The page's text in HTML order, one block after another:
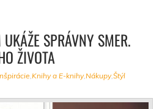
SPRÁVNY SMER.
ŽIVOTA
,Knihy a E-knihy,Nákupy,Štýl